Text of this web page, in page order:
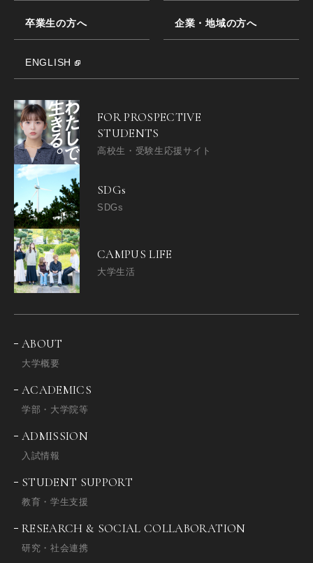
卒業生の方へ 企業・地域の方へ
ENGLISH
FOR PROSPECTIVE
STUDENTS
高校生・受験生応援サイト
SDGs
SDGs
CAMPUS LIFE
大学生活
ABOUT
大学概要
ACADEMICS
学部・大学院等
ADMISSION
入試情報
STUDENT SUPPORT
教育・学生支援
RESEARCH & SOCIAL COLLABORATION
研究・社会連携